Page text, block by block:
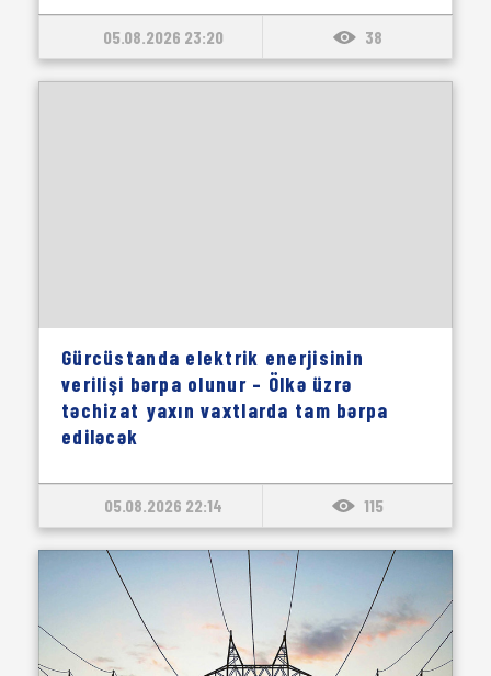
05.08.2026 23:20 38
Gürcüstanda elektrik enerjisinin
verilişi bərpa olunur – Ölkə üzrə
təchizat yaxın vaxtlarda tam bərpa
ediləcək
05.08.2026 22:14 115